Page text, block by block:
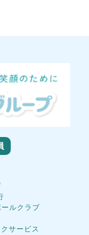
ルクラブ
サービス